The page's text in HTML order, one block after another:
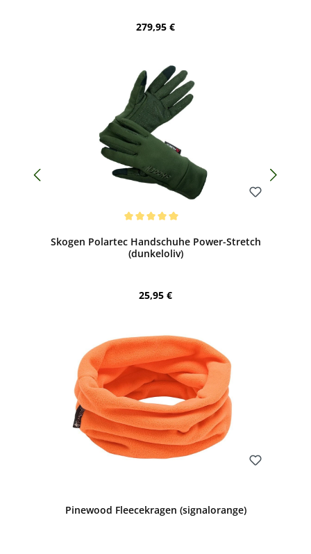
Regulärer Preis:
279,95 €
Skogen Polartec Handschuhe Power-Stretch
(dunkeloliv)
Regulärer Preis:
25,95 €
Pinewood Fleecekragen (signalorange)